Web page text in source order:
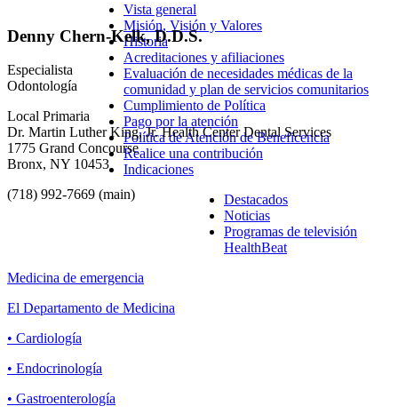
Vista general
Misión, Visión y Valores
Historia
Acreditaciones y afiliaciones
Evaluación de necesidades médicas de la
comunidad y plan de servicios comunitarios
Cumplimiento de Política
Pago por la atención
Política de Atención de Beneficencia
Realice una contribución
Indicaciones
Destacados
Noticias
Programas de televisión
HealthBeat
Medicina de emergencia
El Departamento de Medicina
• Cardiología
• Endocrinología
• Gastroenterología
Denny Chern-Kelk, D.D.S.
Especialista
Odontología
Local Primaria
Dr. Martin Luther King, Jr. Health Center Dental Services
1775 Grand Concourse
Bronx, NY 10453
(718) 992-7669 (main)